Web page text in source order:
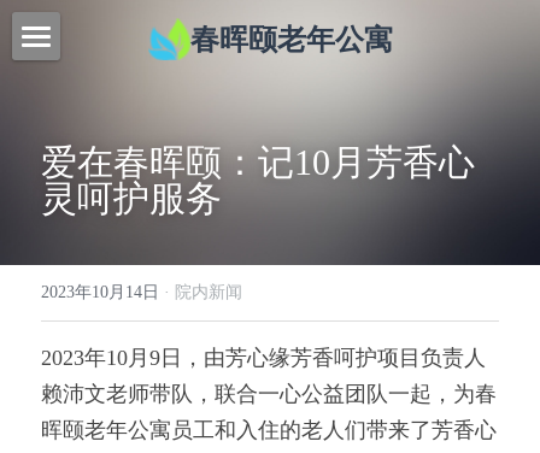
春晖颐老年公寓
联系我们
关于我们
提供技术支持
爱在春晖颐：记10月芳香心
灵呵护服务
2023年10月14日 · 院内新闻
2023年10月9日，由芳心缘芳香呵护项目负责人
赖沛文老师带队，联合一心公益团队一起，为春
晖颐老年公寓员工和入住的老人们带来了芳香心